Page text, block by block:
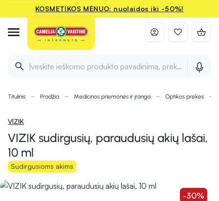
KOSMETIKOS MĖNUO: nuolaidos iki -50%!
Įveskite ieškomo produkto pavadinimą, prekės ženklą ir
Titulinis Pradžia Medicinos priemonės ir įranga Optikos prekės
VIZIK
VIZIK sudirgusių, paraudusių akių lašai,
10 ml
Sudirgusioms akims
-30%